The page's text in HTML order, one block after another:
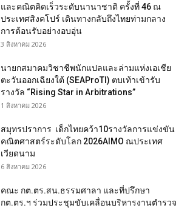
และคณิตคิดเร็วระดับนานาชาติ ครั้งที่ 46 ณ
ประเทศสิงคโปร์ เดินทางกลับถึงไทยท่ามกลาง
การต้อนรับอย่างอบอุ่น
3 สิงหาคม 2026
นายกสมาคมวิชาชีพนักแปลและล่ามแห่งเอเชีย
ตะวันออกเฉียงใต้ (SEAProTI) ตบเท้าเข้ารับ
รางวัล “Rising Star in Arbitrations”
1 สิงหาคม 2026
สมุทรปราการ เด็กไทยคว้า10รางวัลการแข่งขัน
คณิตศาสตร์ระดับโลก 2026AIMO ณประเทศ
เวียดนาม
6 สิงหาคม 2026
คณะ กต.ตร.สน.ธรรมศาลา และที่ปรึกษา
กต.ตร.ฯ ร่วมประชุมขับเคลื่อนบริหารงานตำรวจ